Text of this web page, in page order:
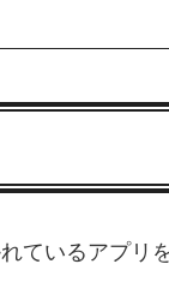
ているアプリ